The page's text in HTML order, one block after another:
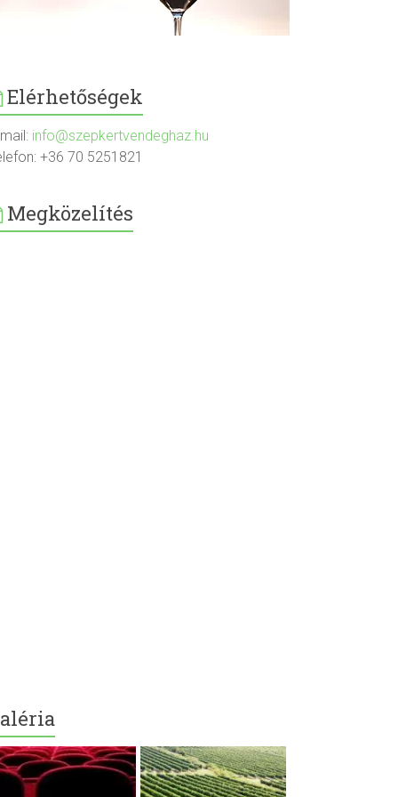
Elérhetőségek
info@szepkertvendeghaz.hu
+36 70 5251821
Megközelítés